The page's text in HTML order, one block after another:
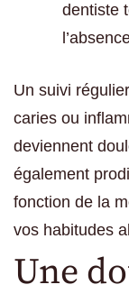
dentiste
Un suivi
caries ou
deviennent
également
fonction de la
vos habitudes
Une